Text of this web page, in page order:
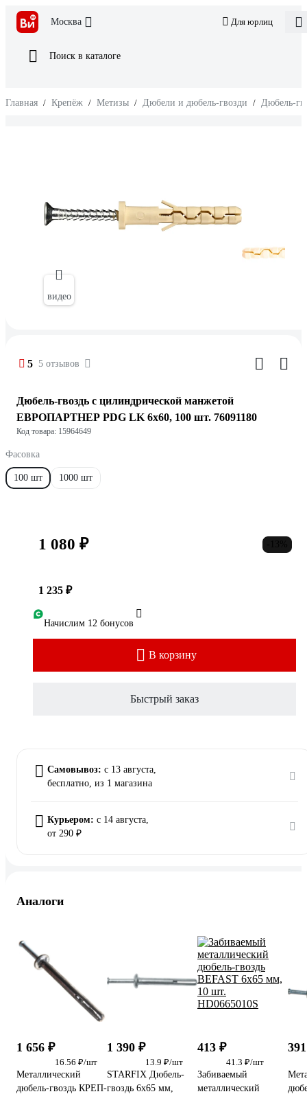
Москва Для юрлиц
Поиск в каталоге
Главная / Крепёж / Метизы / Дюбели и дюбель-гвозди / Дюбель-
видео
5 5 отзывов
Дюбель-гвоздь с цилиндрической манжетой
ЕВРОПАРТНЕР PDG LK 6x60, 100 шт. 76091180
Код товара: 15964649
Фасовка
100 шт 1000 шт
1 080 ₽
1 235 ₽
Начислим 12 бонусов
В корзину
Быстрый заказ
Самовывоз: c 13 августа,
бесплатно, из 1 магазина
Курьером: c 14 августа,
от 290 ₽
Аналоги
1 656 ₽
16.56 ₽/шт
Металлический
дюбель-гвоздь КРЕП-
1 390 ₽
13.9 ₽/шт
STARFIX Дюбель-
гвоздь 6x65 мм,
413 ₽
41.3 ₽/шт
Забиваемый
металлический